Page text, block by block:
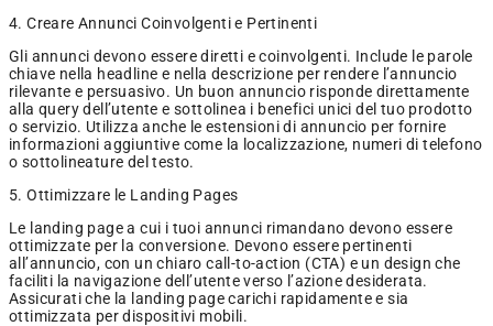
4. Creare Annunci Coinvolgenti e Pertinenti
Gli annunci devono essere diretti e coinvolgenti. Include le parole
chiave nella headline e nella descrizione per rendere l’annuncio
rilevante e persuasivo. Un buon annuncio risponde direttamente
alla query dell’utente e sottolinea i benefici unici del tuo prodotto
o servizio. Utilizza anche le estensioni di annuncio per fornire
informazioni aggiuntive come la localizzazione, numeri di telefono
o sottolineature del testo.
5. Ottimizzare le Landing Pages
Le landing page a cui i tuoi annunci rimandano devono essere
ottimizzate per la conversione. Devono essere pertinenti
all’annuncio, con un chiaro call-to-action (CTA) e un design che
faciliti la navigazione dell’utente verso l’azione desiderata.
Assicurati che la landing page carichi rapidamente e sia
ottimizzata per dispositivi mobili.